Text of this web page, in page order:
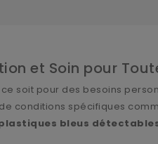
et Soin pour
soit pour des besoins
conditions spécifiques
bleus